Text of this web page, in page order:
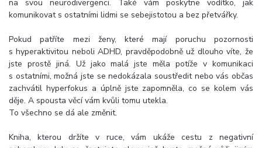
na svou neurodivergenci. Také vám poskytne vodítko, jak
komunikovat s ostatními lidmi se sebejistotou a bez přetvářky.
Pokud patříte mezi ženy, které mají poruchu pozornosti
s hyperaktivitou neboli ADHD, pravděpodobně už dlouho víte, že
jste prostě jiná. Už jako malá jste měla potíže v komunikaci
s ostatními, možná jste se nedokázala soustředit nebo vás občas
zachvátil hyperfokus a úplně jste zapomněla, co se kolem vás
děje. A spousta věcí vám kvůli tomu utekla.
To všechno se dá ale změnit.
Kniha, kterou držíte v ruce, vám ukáže cestu z negativní